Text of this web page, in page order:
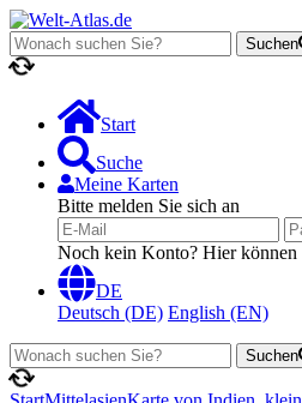
Suchen
Lädt...
Start
Suche
Meine Karten
Bitte melden Sie sich an
Noch kein Konto? Hier können
DE
Deutsch (DE) English (EN)
Suchen
Lädt...